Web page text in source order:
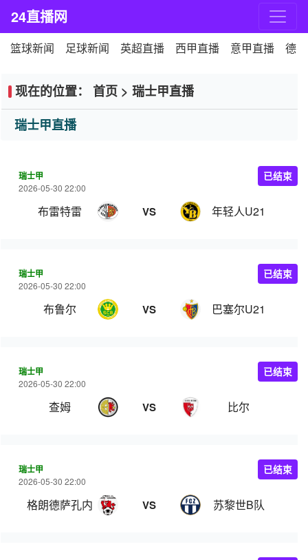
24直播网
篮球新闻 足球新闻 英超直播 西甲直播 意甲直播 德
现在的位置： 首页 > 瑞士甲直播
瑞士甲直播
瑞士甲
2026-05-30 22:00
布雷特雷 VS 年轻人U21
已结束
瑞士甲
2026-05-30 22:00
布鲁尔 VS 巴塞尔U21
已结束
瑞士甲
2026-05-30 22:00
查姆 VS 比尔
已结束
瑞士甲
2026-05-30 22:00
格朗德萨孔内 VS 苏黎世B队
已结束